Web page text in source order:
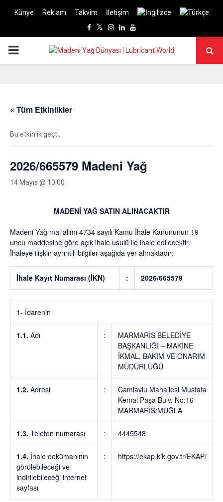
Künye Reklam Takvim
İletişim
Facebook
Twitter
Instagram
LinkedinYoutube
PRIMARY
« Tüm Etkinlikler
Bu etkinlik geçti.
2026/665579 Madeni Yağ
14 Mayıs @ 10:00
MADENİ YAĞ SATIN ALINACAKTIR
Madeni Yağ mal alımı 4734 sayılı Kamu İhale Kanununun 19
uncu maddesine göre açık ihale usulü ile ihale edilecektir.
İhaleye ilişkin ayrıntılı bilgiler aşağıda yer almaktadır:
İhale Kayıt Numarası (İKN) : 2026/665579
1- İdarenin
1.1. Adı :
MARMARİS BELEDİYE
BAŞKANLIĞI – MAKİNE
İKMAL, BAKIM VE ONARIM
MÜDÜRLÜĞÜ
1.2. Adresi :
Camiavlu Mahallesi Mustafa
Kemal Paşa Bulv. No:16
MARMARİS/MUĞLA
1.3. Telefon numarası : 4445548
1.4. İhale dokümanının
görülebileceği ve
indirilebileceği internet
sayfası
: https://ekap.kik.gov.tr/EKAP/